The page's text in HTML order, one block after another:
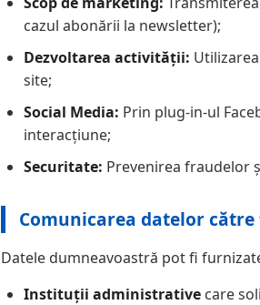
cazul abonării la newsletter);
Dezvoltarea activității:
site;
Social Media: Prin plug-in-ul
interacțiune;
Securitate: Prevenirea fraudelor
Comunicarea datelor
Datele dumneavoastră pot fi
Instituții administrative care